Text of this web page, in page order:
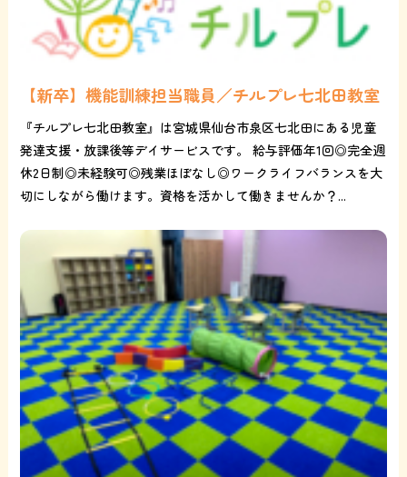
【新卒】機能訓練担当職員／チルプレ七北田教室
『チルプレ七北田教室』は宮城県仙台市泉区七北田にある児童
発達支援・放課後等デイサービスです。 給与評価年1回◎完全週
休2日制◎未経験可◎残業ほぼなし◎ワークライフバランスを大
切にしながら働けます。資格を活かして働きませんか？...